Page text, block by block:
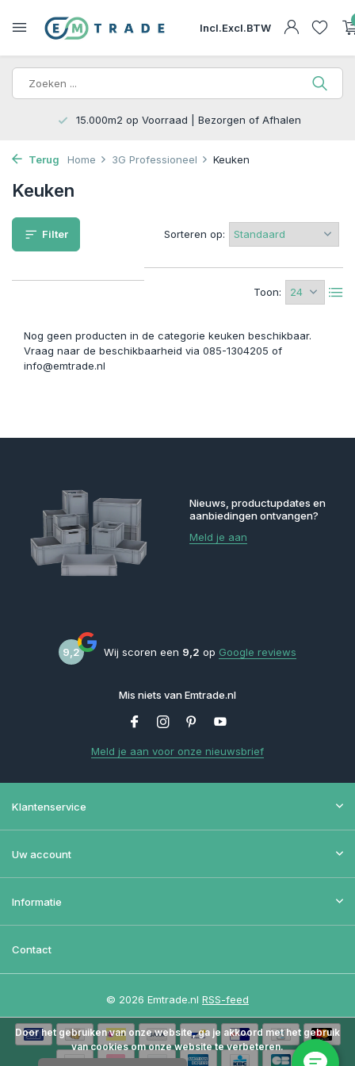
Incl.Excl.BTW
15.000m2 op Voorraad | Bezorgen of Afhalen
Terug Home 3G Professioneel Keuken
Keuken
Filter
Toon:
Sorteren op:
Nog geen producten in de categorie keuken beschikbaar.
Vraag naar de beschikbaarheid via 085-1304205 of
info@emtrade.nl
Nieuws, productupdates en
aanbiedingen ontvangen?
Meld je aan
9,2 Wij scoren een 9,2 op Google reviews
Mis niets van Emtrade.nl
Meld je aan voor onze nieuwsbrief
Klantenservice
Uw account
Informatie
Contact
© 2026 Emtrade.nl RSS-feed
Door het gebruiken van onze website, ga je akkoord met het gebruik
van cookies om onze website te verbeteren.